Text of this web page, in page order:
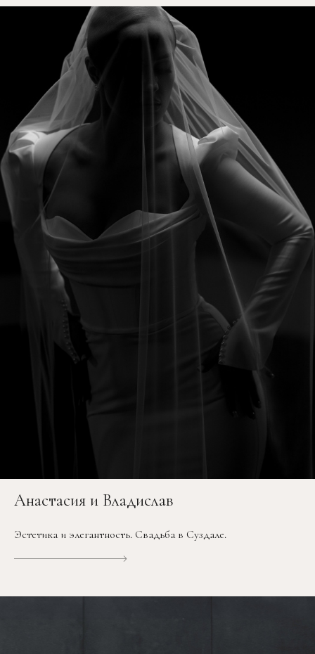
Анастасия и Владислав
Эстетика и элегантность. Свадьба в Суздале.